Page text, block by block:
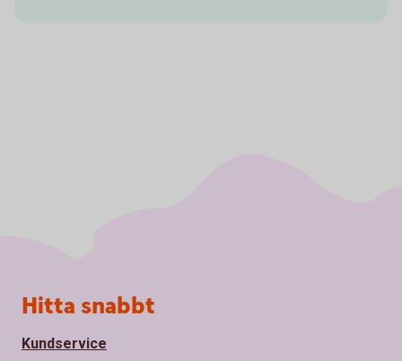
Sidfot
Hitta snabbt
Kundservice